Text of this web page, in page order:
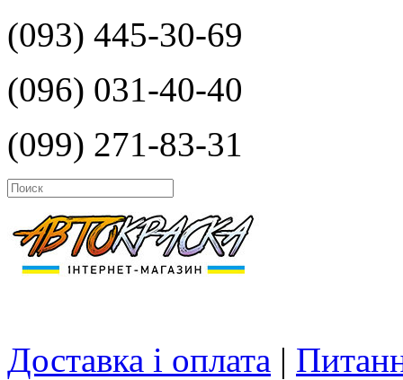
(093) 445-30-69
(096) 031-40-40
(099) 271-83-31
Доставка і оплата |